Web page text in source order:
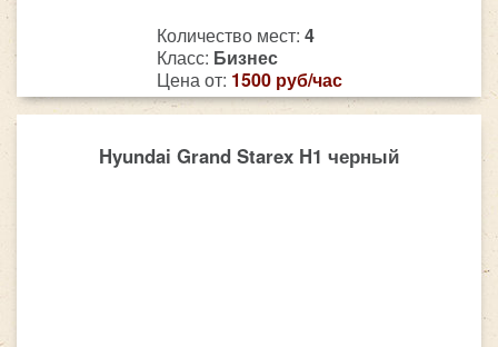
Количество мест: 4
Класс: Бизнес
Цена от: 1500 руб/час
Hyundai Grand Starex H1 черный